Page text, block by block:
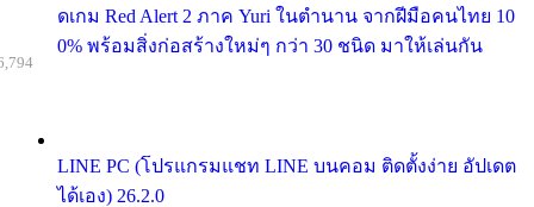
ดเกม Red Alert 2 ภาค Yuri ในตำนาน จากฝีมือคนไทย 10
0% พร้อมสิ่งก่อสร้างใหม่ๆ กว่า 30 ชนิด มาให้เล่นกัน
LINE PC (โปรแกรมแชท LINE บนคอม ติดตั้งง่าย อัปเดต
ได้เอง) 26.2.0